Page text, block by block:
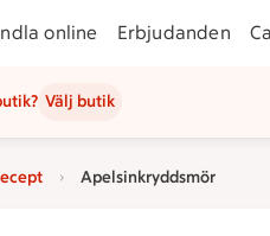
online Erbjudanden
Välj butik
Apelsinkryddsmör